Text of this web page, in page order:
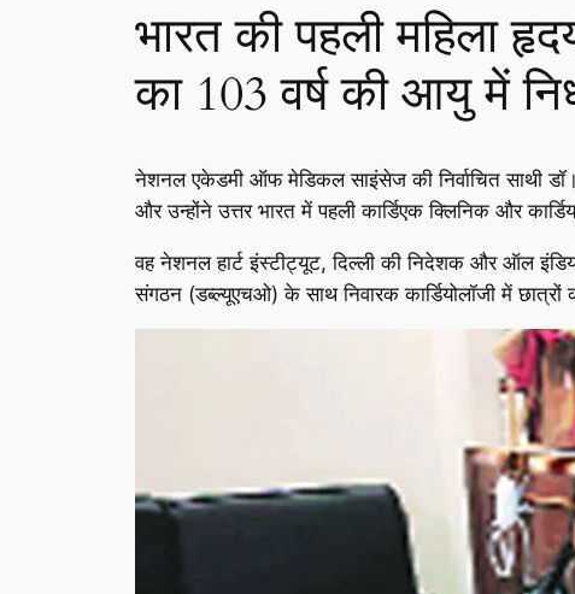
भारत की पहली महिला
का 103 वर्ष की आयु में
नेशनल एकेडमी ऑफ मेडिकल साइंसेज की निर्वाचित साथी डॉ।
और उन्होंने उत्तर भारत में पहली कार्डिएक क्लिनिक और
वह नेशनल हार्ट इंस्टीट्यूट, दिल्ली की निदेशक और ऑल
संगठन (डब्ल्यूएचओ) के साथ निवारक कार्डियोलॉजी में छात्रों